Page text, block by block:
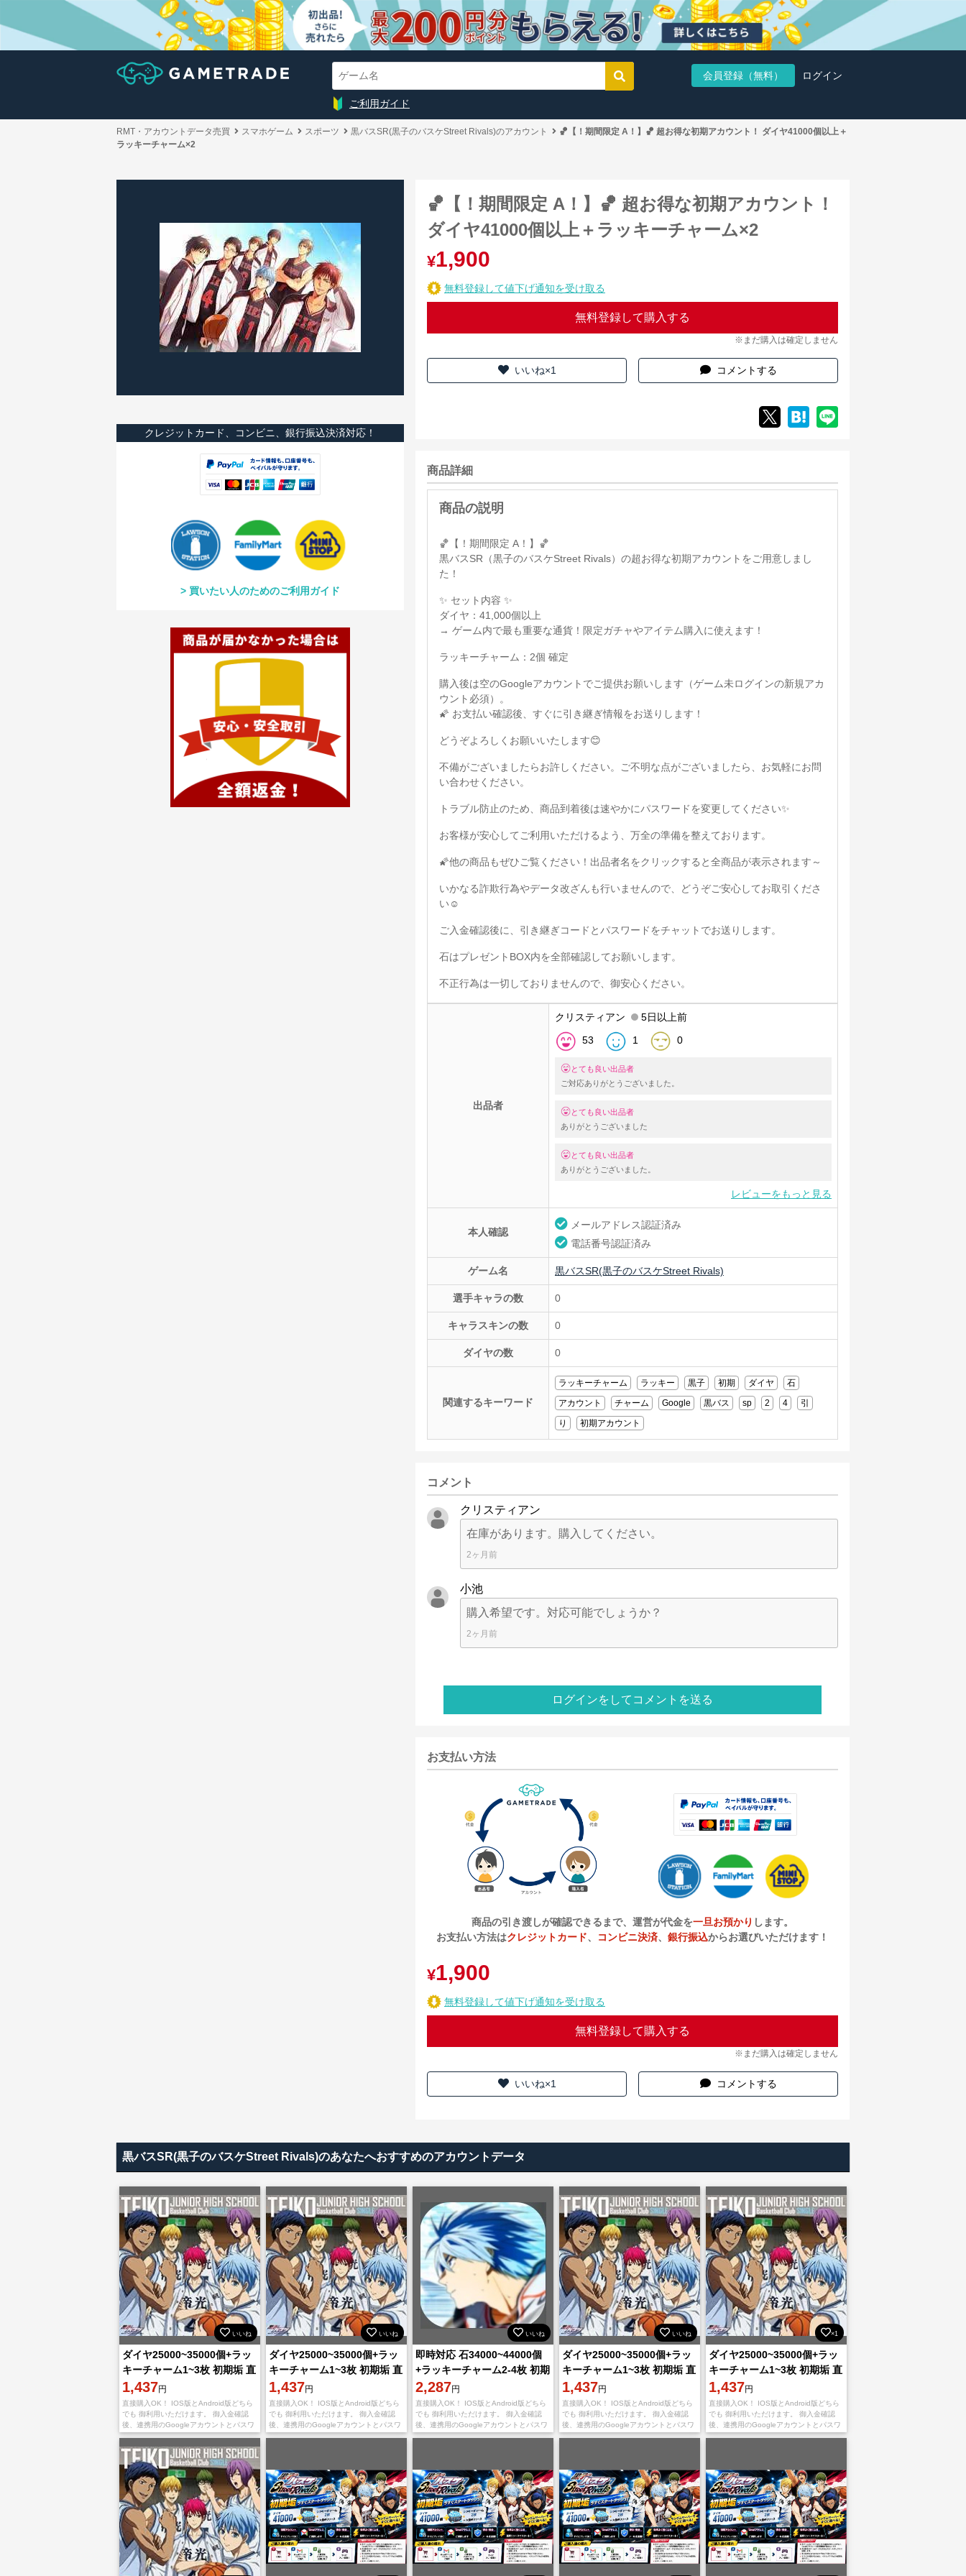
会員登録（無料） ログイン
ご利用ガイド
RMT・アカウントデータ売買 スマホゲーム スポーツ 黒バスSR(黒子のバスケStreet Rivals)のアカウント
🏀【！期間限定 A！】🏀 超お得な初期アカウント！ ダイヤ41000個以上＋
ラッキーチャーム×2
クレジットカード、コンビニ、銀行振込決済対応！
買いたい人のためのご利用ガイド
🏀【！期間限定 A！】🏀 超お得な初期アカウント！
ダイヤ41000個以上＋ラッキーチャーム×2
¥1,900
無料登録して値下げ通知を受け取る
無料登録して購入する
※まだ購入は確定しません
いいね×1 コメントする
商品詳細
🏀【！期間限定 A！】🏀
黒バスSR（黒子のバスケStreet Rivals）の超お得な初期アカウントをご用意しまし
た！
✨ セット内容 ✨
ダイヤ：41,000個以上
→ ゲーム内で最も重要な通貨！限定ガチャやアイテム購入に使えます！
ラッキーチャーム：2個 確定
購入後は空のGoogleアカウントでご提供お願いします（ゲーム未ログインの新規アカ
ウント必須）。
🌠 お支払い確認後、すぐに引き継ぎ情報をお送りします！
どうぞよろしくお願いいたします😊
不備がございましたらお許しください。ご不明な点がございましたら、お気軽にお問
い合わせください。
トラブル防止のため、商品到着後は速やかにパスワードを変更してください✨
お客様が安心してご利用いただけるよう、万全の準備を整えております。
🌠他の商品もぜひご覧ください！出品者名をクリックすると全商品が表示されます～
いかなる詐欺行為やデータ改ざんも行いませんので、どうぞご安心してお取引くださ
い☺️
ご入金確認後に、引き継ぎコードとパスワードをチャットでお送りします。
石はプレゼントBOX内を全部確認してお願いします。
不正行為は一切しておりませんので、御安心ください。
出品者
クリスティアン 5日以上前
53 1 0
とても良い出品者
ご対応ありがとうございました。
とても良い出品者
ありがとうございました
とても良い出品者
ありがとうございました。
レビューをもっと見る
本人確認
メールアドレス認証済み
電話番号認証済み
ゲーム名 黒バスSR(黒子のバスケStreet Rivals)
選手キャラの数 0
キャラスキンの数 0
ダイヤの数 0
関連するキーワード
ラッキーチャーム ラッキー 黒子 初期 ダイヤ
石
アカウント
チャーム Google 黒バス sp 2 4
引
り
初期アカウント
コメント
クリスティアン
在庫があります。購入してください。
2ヶ月前
小池
購入希望です。対応可能でしょうか？
2ヶ月前
ログインをしてコメントを送る
お支払い方法
商品の引き渡しが確認できるまで、運営が代金を一旦お預かり します。
お支払い方法はクレジットカード、 コンビニ決済、 銀行振込からお選びいただけます！
¥1,900
無料登録して値下げ通知を受け取る
無料登録して購入する
※まだ購入は確定しません
いいね×1 コメントする
黒バスSR(黒子のバスケStreet Rivals)のあなたへおすすめのアカウントデータ
いいね
ダイヤ25000~35000個+ラッ
キーチャーム1~3枚 初期垢 直
接購入OK！
1,437円
直接購入OK！ IOS版とAndroid版どちら
でも 御利用いただけます。 御入金確認
後、連携用のGoogleアカウントとパスワ
ードを送りいたします。 不正行為は一切
しておりませんので、ご安心くだ
いいね
ダイヤ25000~35000個+ラッ
キーチャーム1~3枚 初期垢 直
接購入OK！
1,437円
直接購入OK！ IOS版とAndroid版どちら
でも 御利用いただけます。 御入金確認
後、連携用のGoogleアカウントとパスワ
ードを送りいたします。 不正行為は一切
いいね
即時対応 石34000~44000個
+ラッキーチャーム2-4枚 初期
垢 直接購入OK！
2,287円
直接購入OK！ IOS版とAndroid版どちら
でも 御利用いただけます。 御入金確認
後、連携用のGoogleアカウントとパスワ
ードを送りいたします。 不正行為は一切
いいね
ダイヤ25000~35000個+ラッ
キーチャーム1~3枚 初期垢 直
接購入OK！
1,437円
直接購入OK！ IOS版とAndroid版どちら
でも 御利用いただけます。 御入金確認
後、連携用のGoogleアカウントとパスワ
ードを送りいたします。 不正行為は一切
×1
ダイヤ25000~35000個+ラッ
キーチャーム1~3枚 初期垢 直
接購入OK！
1,437円
直接購入OK！ IOS版とAndroid版どちら
でも 御利用いただけます。 御入金確認
後、連携用のGoogleアカウントとパスワ
ードを送りいたします。 不正行為は一切